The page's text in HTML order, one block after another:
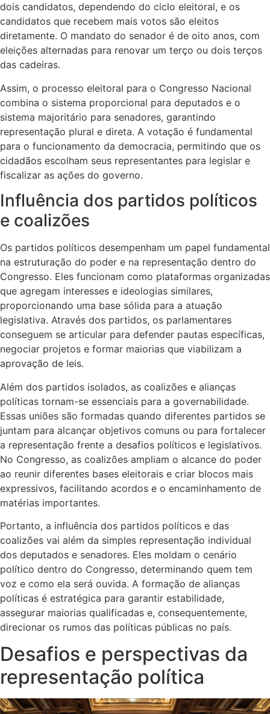
dois candidatos, dependendo do ciclo eleitoral, e os
candidatos que recebem mais votos são eleitos
diretamente. O mandato do senador é de oito anos, com
eleições alternadas para renovar um terço ou dois terços
das cadeiras.
Assim, o processo eleitoral para o Congresso Nacional
combina o sistema proporcional para deputados e o
sistema majoritário para senadores, garantindo
representação plural e direta. A votação é fundamental
para o funcionamento da democracia, permitindo que os
cidadãos escolham seus representantes para legislar e
fiscalizar as ações do governo.
Influência dos partidos políticos
e coalizões
Os partidos políticos desempenham um papel fundamental
na estruturação do poder e na representação dentro do
Congresso. Eles funcionam como plataformas organizadas
que agregam interesses e ideologias similares,
proporcionando uma base sólida para a atuação
legislativa. Através dos partidos, os parlamentares
conseguem se articular para defender pautas específicas,
negociar projetos e formar maiorias que viabilizam a
aprovação de leis.
Além dos partidos isolados, as coalizões e alianças
políticas tornam-se essenciais para a governabilidade.
Essas uniões são formadas quando diferentes partidos se
juntam para alcançar objetivos comuns ou para fortalecer
a representação frente a desafios políticos e legislativos.
No Congresso, as coalizões ampliam o alcance do poder
ao reunir diferentes bases eleitorais e criar blocos mais
expressivos, facilitando acordos e o encaminhamento de
matérias importantes.
Portanto, a influência dos partidos políticos e das
coalizões vai além da simples representação individual
dos deputados e senadores. Eles moldam o cenário
político dentro do Congresso, determinando quem tem
voz e como ela será ouvida. A formação de alianças
políticas é estratégica para garantir estabilidade,
assegurar maiorias qualificadas e, consequentemente,
direcionar os rumos das políticas públicas no país.
Desafios e perspectivas da
representação política